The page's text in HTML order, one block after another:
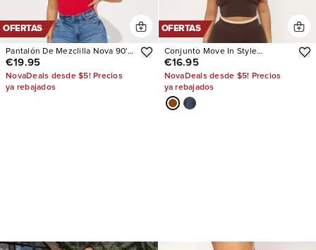
OFERTAS
Pantalón De Mezclilla Nova 90's
Baby Basic Stretch Wide Leg
€19.95
NovaDeals desde $5! Precios
ya rebajados
OFERTAS
Conjunto Move In Style
Seamless Legging
€16.95
NovaDeals desde $5! Precios
ya rebajados